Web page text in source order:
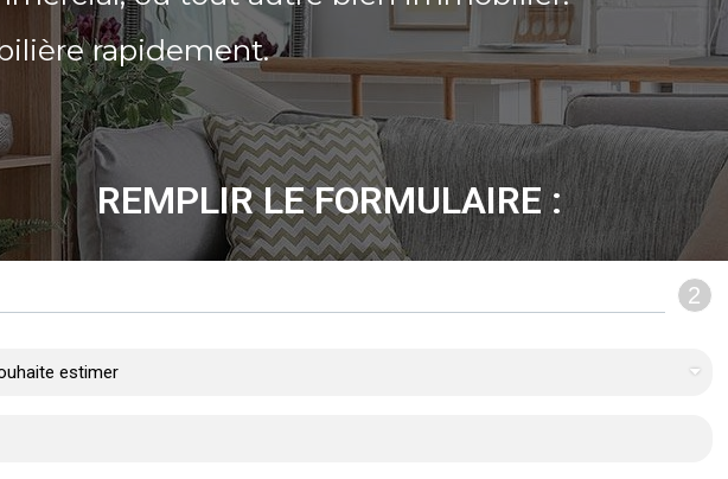
rapidement.
REMPLIR LE FORMULAIRE :
2